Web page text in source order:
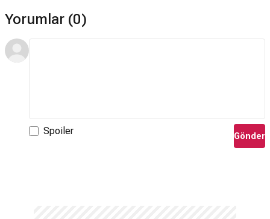
Yorumlar (0)
Spoiler Gönder